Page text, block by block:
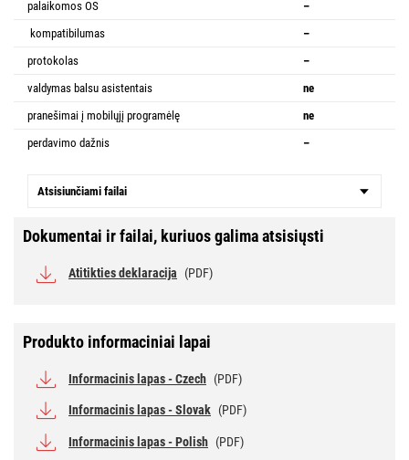
palaikomos OS
–
kompatibilumas
–
protokolas
–
valdymas balsu asistentais
ne
pranešimai į mobilųjį programėlę
ne
perdavimo dažnis
–
Atsisiunčiami failai
Dokumentai ir failai, kuriuos galima atsisiųsti
Atitikties deklaracija (PDF)
Produkto informaciniai lapai
Informacinis lapas - Czech (PDF)
Informacinis lapas - Slovak (PDF)
Informacinis lapas - Polish (PDF)